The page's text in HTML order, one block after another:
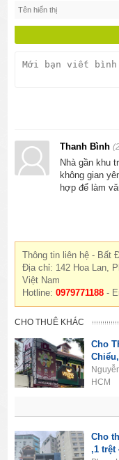
Thanh Bình
Nhà gần khu
không gian
hợp để làm
Thông tin liên hệ - Bất
Địa chỉ: 142 Hoa Lan,
Việt Nam
Hotline:0979771188 -
CHO THUÊ KHÁC
Cho
HCM
Cho
,1 trệt